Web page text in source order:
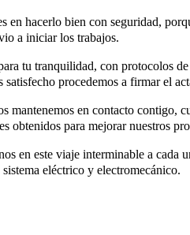
en hacerlo bien con seguridad,
a iniciar los trabajos.
tu tranquilidad, con protocolos
satisfecho procedemos a firmar el
mantenemos en contacto contigo,
obtenidos para mejorar nuestros
en este viaje interminable a cada
eléctrico y electromecánico.